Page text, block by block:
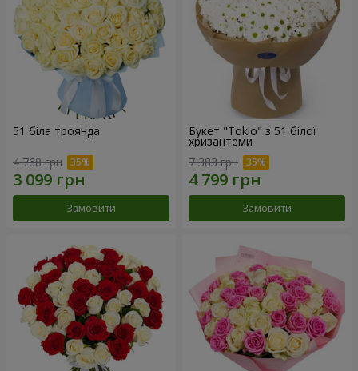
51 біла троянда
4 768 грн
Замовити
Букет "Tokio" з 51 білої
хризантеми
7 383 грн
Замовити